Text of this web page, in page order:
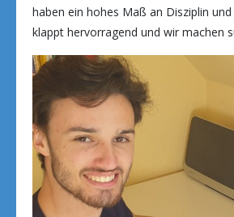
haben ein hohes Maß an Disziplin und
klappt hervorragend und wir machen